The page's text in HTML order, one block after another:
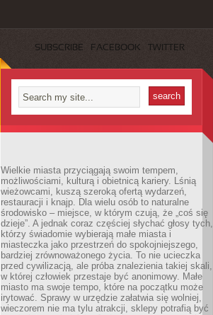
SUBSCRIBE FACEBOOK TWITTER
Wielkie miasta przyciągają swoim tempem,
możliwościami, kulturą i obietnicą kariery. Lśnią
wieżowcami, kuszą szeroką ofertą wydarzeń,
restauracji i knajp. Dla wielu osób to naturalne
środowisko – miejsce, w którym czują, że „coś się
dzieje”. A jednak coraz częściej słychać głosy tych,
którzy świadomie wybierają małe miasta i
miasteczka jako przestrzeń do spokojniejszego,
bardziej zrównoważonego życia. To nie ucieczka
przed cywilizacją, ale próba znalezienia takiej skali,
w której człowiek przestaje być anonimowy. Małe
miasto ma swoje tempo, które na początku może
irytować. Sprawy w urzędzie załatwia się wolniej,
wieczorem nie ma tylu atrakcji, sklepy potrafią być